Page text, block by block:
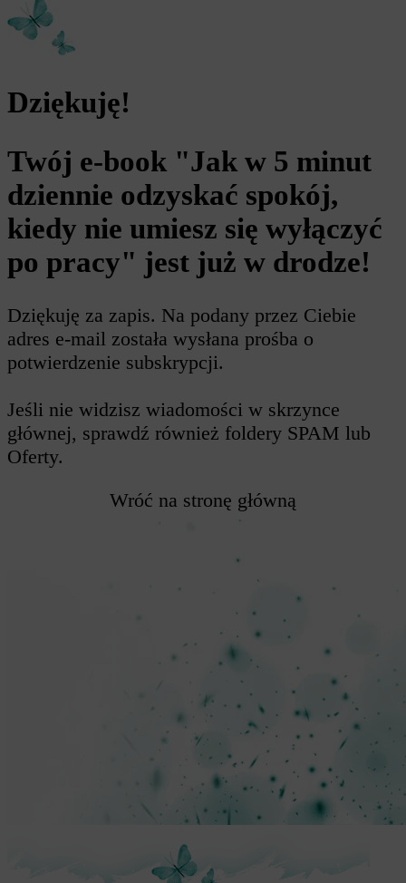
Dziękuję!
Twój e-book "Jak w 5 minut
dziennie odzyskać spokój,
kiedy nie umiesz się wyłączyć
po pracy" jest już w drodze!
Dziękuję za zapis. Na podany przez Ciebie
adres e-mail została wysłana prośba o
potwierdzenie subskrypcji.
Jeśli nie widzisz wiadomości w skrzynce
głównej, sprawdź również foldery SPAM lub
Oferty.
Wróć na stronę główną